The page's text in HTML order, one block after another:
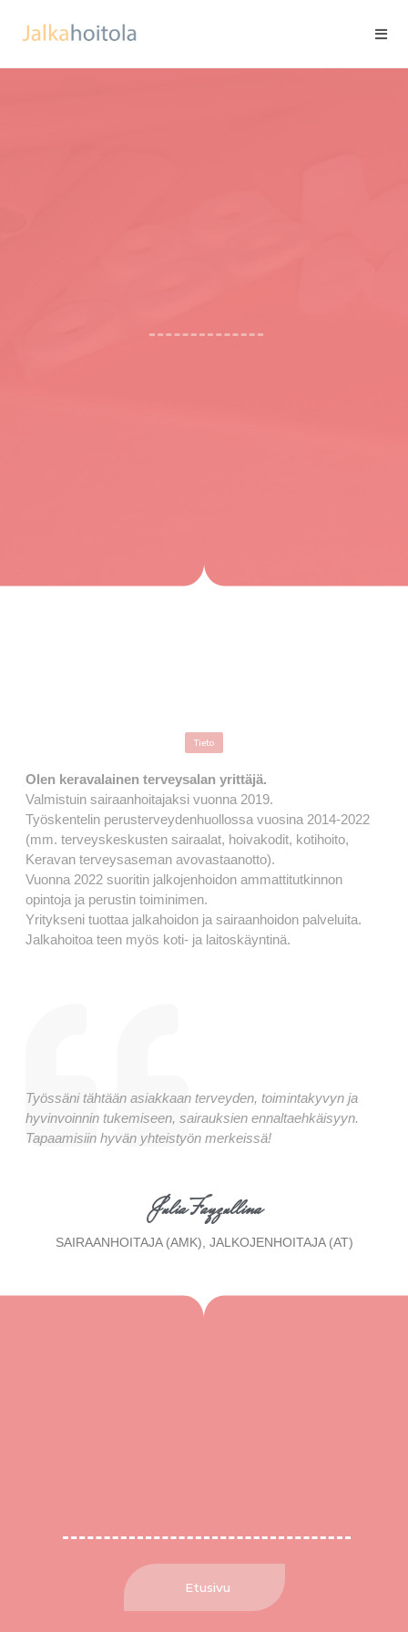
Tieto
Olen keravalainen terveysalan yrittäjä.
Valmistuin sairaanhoitajaksi vuonna 2019.
Työskentelin perusterveydenhuollossa vuosina 2014-2022
(mm. terveyskeskusten sairaalat, hoivakodit, kotihoito,
Keravan terveysaseman avovastaanotto).
Vuonna 2022 suoritin jalkojenhoidon ammattitutkinnon
opintoja ja perustin toiminimen.
Yritykseni tuottaa jalkahoidon ja sairaanhoidon palveluita.
Jalkahoitoa teen myös koti- ja laitoskäyntinä.
Työssäni tähtään asiakkaan terveyden, toimintakyvyn ja
hyvinvoinnin tukemiseen, sairauksien ennaltaehkäisyyn.
Tapaamisiin hyvän yhteistyön merkeissä!
Julia Fayzullina
SAIRAANHOITAJA (AMK), JALKOJENHOITAJA (AT)
Etusivu